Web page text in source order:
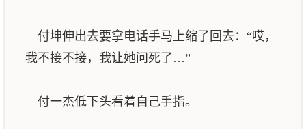
付坤伸出去要拿电话手马上缩了回去：“哎，
我不接不接，我让她问死了…”
付一杰低下头看着自己手指。